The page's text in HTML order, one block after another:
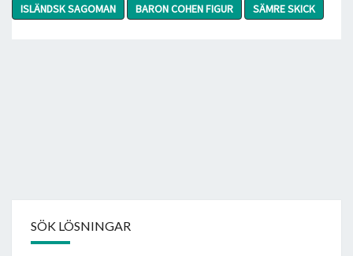
ISLÄNDSK SAGOMAN
BARON COHEN FIGUR SÄMRE SKICK
SÖK LÖSNINGAR